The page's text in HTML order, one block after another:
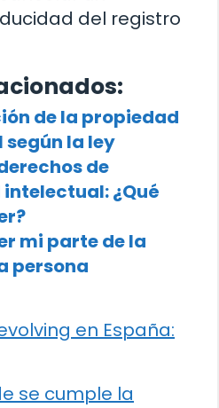
del registro
de la propiedad
la ley
de
¿Qué
mi parte de la
persona
en España:
se cumple la